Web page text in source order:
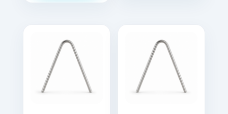
plusieurs
variations.